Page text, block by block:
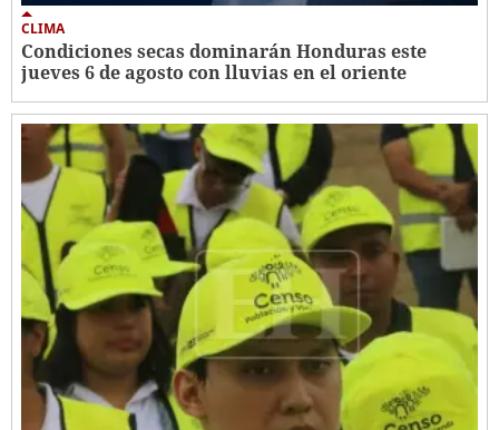
CLIMA
Condiciones secas dominarán Honduras este
jueves 6 de agosto con lluvias en el oriente